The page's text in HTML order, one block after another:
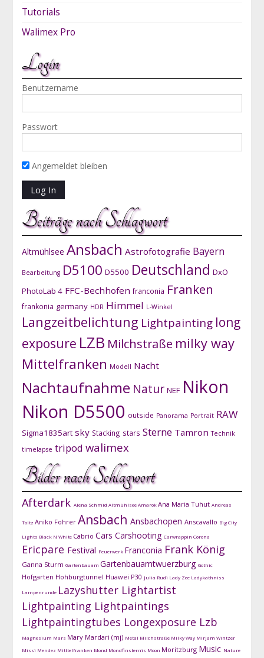
Tutorials
Walimex Pro
Login
Benutzername
Passwort
Angemeldet bleiben
Beiträge nach Schlagwort
Altmühlsee Ansbach Astrofotografie Bayern
Bearbeitung D5100 D5500 Deutschland DxO
PhotoLab 4 FFC-Bechhofen franconia Franken
frankonia germany HDR Himmel L-Winkel
Langzeitbelichtung Lightpainting long
exposure LZB Milchstraße milky way
Mittelfranken Modell Nacht
Nachtaufnahme Natur NEF Nikon
Nikon D5500 outside Panorama Portrait RAW
Sigma1835art sky Stacking stars Sterne Tamron Technik
timelapse tripod walimex
Bilder nach Schlagwort
Afterdark Alena Schmid AltmühlseeAmarokAna Maria Tuhut Andreas
Toltz Aniko Fohrer Ansbach Ansbachopen Anscavallo Big City
Lights Black N White Cabrio Cars Carshooting Carwrappin Corona
Ericpare Festival Feuerwerk Franconia Frank König
Ganna Sturm Gartenbauam Gartenbauamtwuerzburg Gothic
Hofgarten Hohburgtunnel Huawei P30 Julia Rudi Lady Zee Ladykathniss
Lampenrunde Lazyshutter Lightartist
Lightpainting Lightpaintings
Lightpaintingtubes Longexposure Lzb
Magnesium Mars Mary Mardari (mj) Metal Milchstraße Milky Way Mirjam Wintzer
Missi Mendez Mitttelfranken Mond Mondfinsternis Moon Moritzburg Music Nature